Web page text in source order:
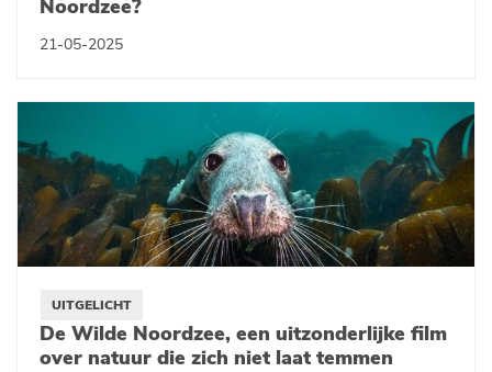
Noordzee?
21-05-2025
UITGELICHT
De Wilde Noordzee, een uitzonderlijke film
over natuur die zich niet laat temmen